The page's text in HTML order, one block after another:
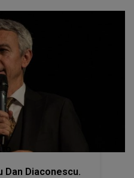
Diaconescu.